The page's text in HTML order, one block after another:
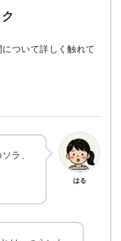
ついて詳しく触れて
はる
ラ、